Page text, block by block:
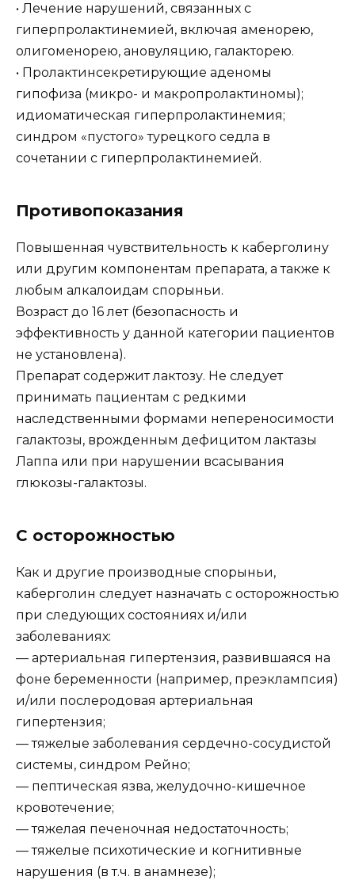
• Лечение нарушений, связанных с
гиперпролактинемией, включая аменорею,
олигоменорею, ановуляцию, галакторею.
• Пролактинсекретирующие аденомы
гипофиза (микро- и макропролактиномы);
идиоматическая гиперпролактинемия;
синдром «пустого» турецкого седла в
сочетании с гиперпролактинемией.
Противопоказания
Повышенная чувствительность к каберголину
или другим компонентам препарата, а также к
любым алкалоидам спорыньи.
Возраст до 16 лет (безопасность и
эффективность у данной категории пациентов
не установлена).
Препарат содержит лактозу. Не следует
принимать пациентам с редкими
наследственными формами непереносимости
галактозы, врожденным дефицитом лактазы
Лаппа или при нарушении всасывания
глюкозы-галактозы.
С осторожностью
Как и другие производные спорыньи,
каберголин следует назначать с осторожностью
при следующих состояниях и/или
заболеваниях:
— артериальная гипертензия, развившаяся на
фоне беременности (например, преэклампсия)
и/или послеродовая артериальная
гипертензия;
— тяжелые заболевания сердечно-сосудистой
системы, синдром Рейно;
— пептическая язва, желудочно-кишечное
кровотечение;
— тяжелая печеночная недостаточность;
— тяжелые психотические и когнитивные
нарушения (в т.ч. в анамнезе);